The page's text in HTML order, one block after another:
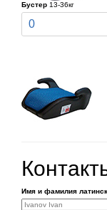
Бустер 13-36кг
0
Имя и фамилия